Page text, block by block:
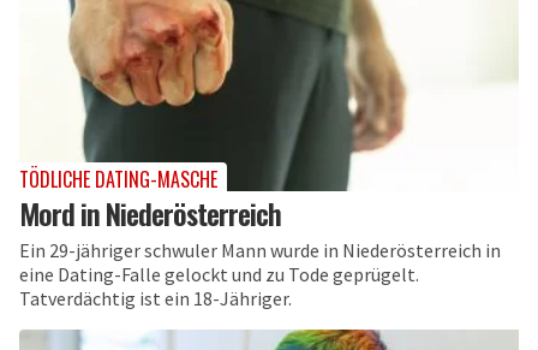
TÖDLICHE DATING-MASCHE
Mord in Niederösterreich
Ein 29-jähriger schwuler Mann wurde in Niederösterreich in
eine Dating-Falle gelockt und zu Tode geprügelt.
Tatverdächtig ist ein 18-Jähriger.